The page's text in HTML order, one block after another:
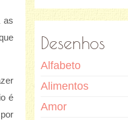
as
é
Desenhos
Alfabeto
Alimentos
Amor